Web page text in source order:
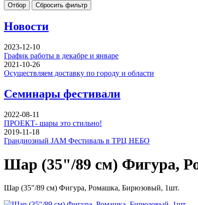
Отбор Сбросить фильтр
Новости
2023-12-10
График работы в декабре и январе
2021-10-26
Осуществляем доставку по городу и области
Семинары фестивали
2022-08-11
ПРОЕКТ- шары это стильно!
2019-11-18
Грандиозный JAM Фестиваль в ТРЦ НЕБО
Шар (35"/89 см) Фигура,
Шар (35"/89 см) Фигура, Ромашка, Бирюзовый, 1шт.